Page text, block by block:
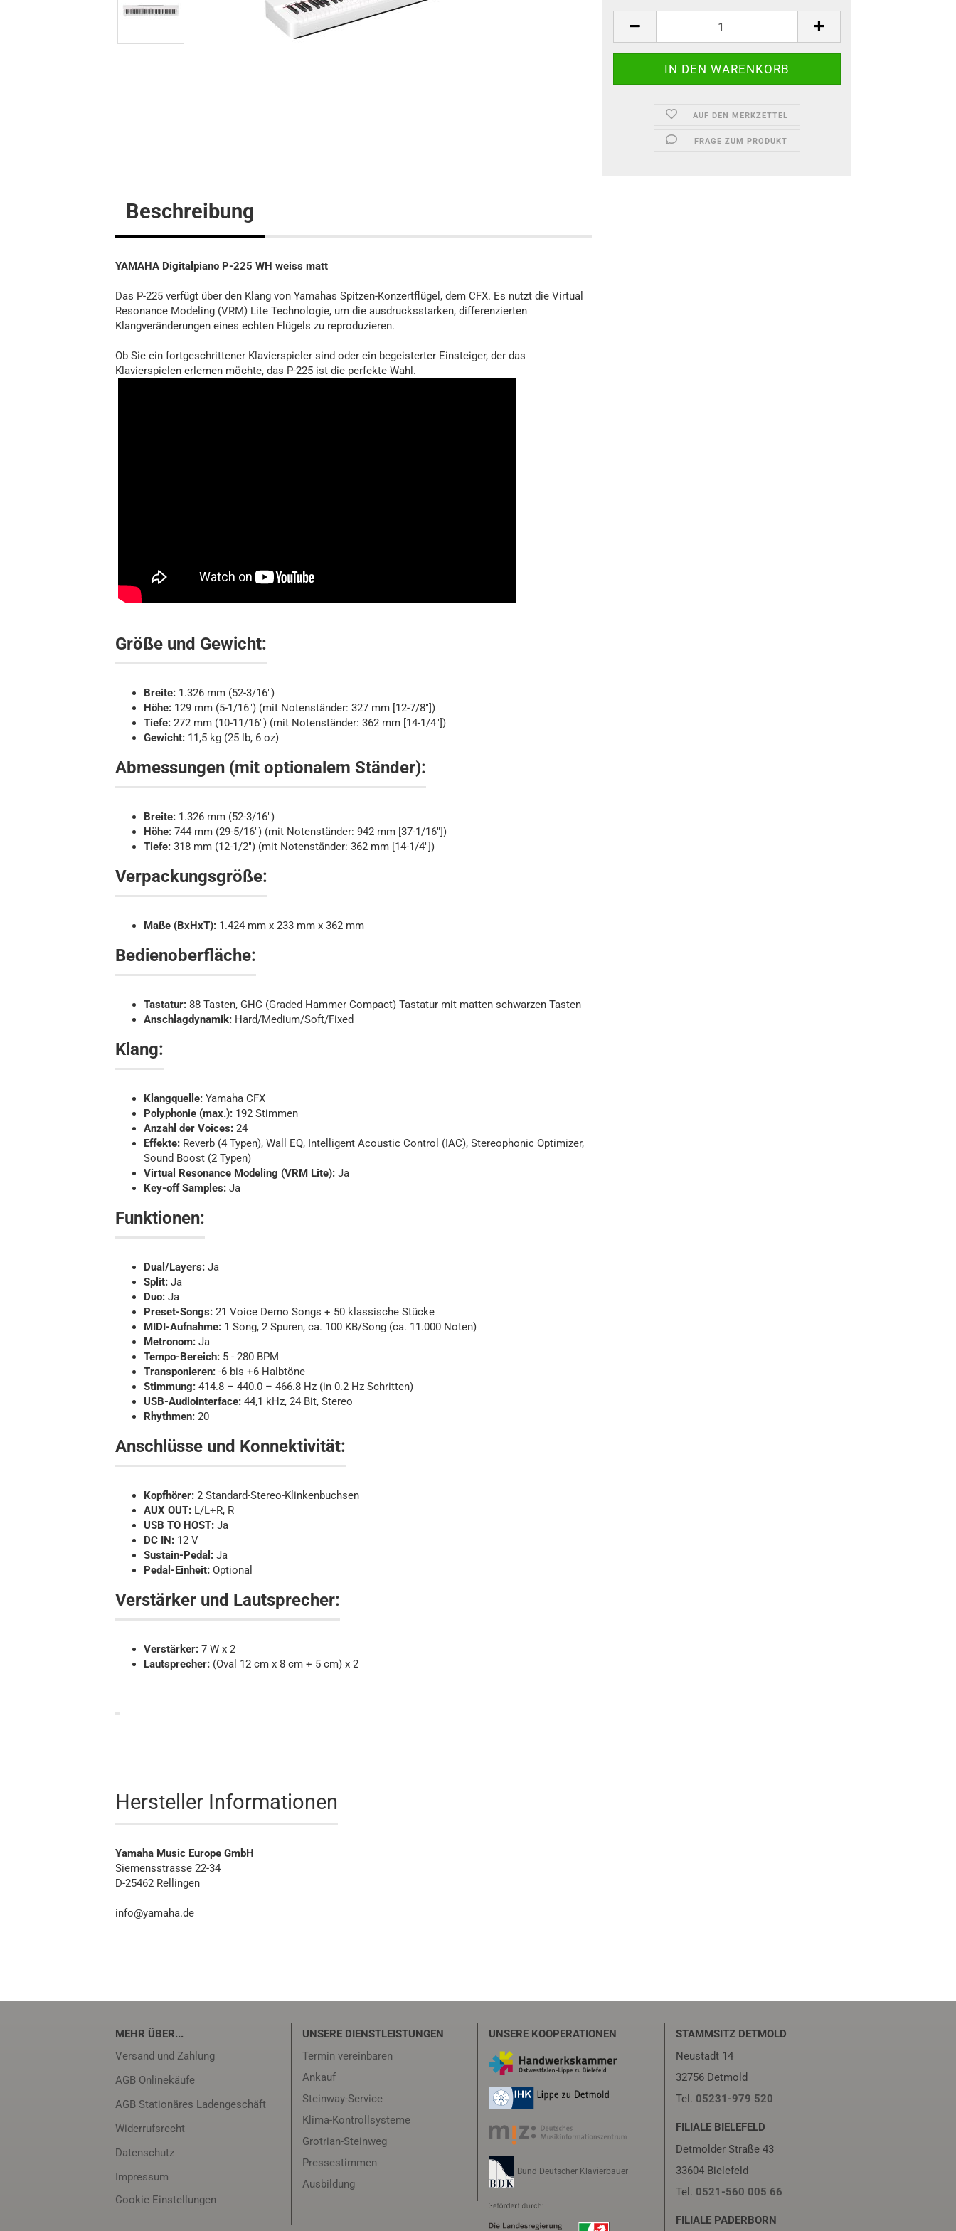
AUF DEN MERKZETTEL
FRAGE ZUM PRODUKT
Beschreibung
YAMAHA Digitalpiano P-225 WH weiss matt
Das P-225 verfügt über den Klang von Yamahas Spitzen-Konzertflügel, dem CFX. Es nutzt die Virtual
Resonance Modeling (VRM) Lite Technologie, um die ausdrucksstarken, differenzierten
Klangveränderungen eines echten Flügels zu reproduzieren.
Ob Sie ein fortgeschrittener Klavierspieler sind oder ein begeisterter Einsteiger, der das
Klavierspielen erlernen möchte, das P-225 ist die perfekte Wahl.
Größe und Gewicht:
Breite: 1.326 mm (52-3/16")
Höhe: 129 mm (5-1/16") (mit Notenständer: 327 mm [12-7/8"])
Tiefe: 272 mm (10-11/16") (mit Notenständer: 362 mm [14-1/4"])
Gewicht: 11,5 kg (25 lb, 6 oz)
Abmessungen (mit optionalem Ständer):
Breite: 1.326 mm (52-3/16")
Höhe: 744 mm (29-5/16") (mit Notenständer: 942 mm [37-1/16"])
Tiefe: 318 mm (12-1/2") (mit Notenständer: 362 mm [14-1/4"])
Verpackungsgröße:
Maße (BxHxT): 1.424 mm x 233 mm x 362 mm
Bedienoberfläche:
Tastatur: 88 Tasten, GHC (Graded Hammer Compact) Tastatur mit matten schwarzen Tasten
Anschlagdynamik: Hard/Medium/Soft/Fixed
Klang:
Klangquelle: Yamaha CFX
Polyphonie (max.): 192 Stimmen
Anzahl der Voices: 24
Effekte: Reverb (4 Typen), Wall EQ, Intelligent Acoustic Control (IAC), Stereophonic Optimizer,
Sound Boost (2 Typen)
Virtual Resonance Modeling (VRM Lite): Ja
Key-off Samples: Ja
Funktionen:
Dual/Layers: Ja
Split: Ja
Duo: Ja
Preset-Songs: 21 Voice Demo Songs + 50 klassische Stücke
MIDI-Aufnahme: 1 Song, 2 Spuren, ca. 100 KB/Song (ca. 11.000 Noten)
Metronom: Ja
Tempo-Bereich: 5 - 280 BPM
Transponieren: -6 bis +6 Halbtöne
Stimmung: 414.8 – 440.0 – 466.8 Hz (in 0.2 Hz Schritten)
USB-Audiointerface: 44,1 kHz, 24 Bit, Stereo
Rhythmen: 20
Anschlüsse und Konnektivität:
Kopfhörer: 2 Standard-Stereo-Klinkenbuchsen
AUX OUT: L/L+R, R
USB TO HOST: Ja
DC IN: 12 V
Sustain-Pedal: Ja
Pedal-Einheit: Optional
Verstärker und Lautsprecher:
Verstärker: 7 W x 2
Lautsprecher: (Oval 12 cm x 8 cm + 5 cm) x 2
Hersteller Informationen
Yamaha Music Europe GmbH
Siemensstrasse 22-34
D-25462 Rellingen
info@yamaha.de
MEHR ÜBER...
Versand und Zahlung
AGB Onlinekäufe
AGB Stationäres Ladengeschäft
Widerrufsrecht
Datenschutz
Impressum
Cookie Einstellungen
UNSERE DIENSTLEISTUNGEN
Termin vereinbaren
Ankauf
Steinway-Service
Klima-Kontrollsysteme
Grotrian-Steinweg
Pressestimmen
Ausbildung
UNSERE KOOPERATIONEN
Bund Deutscher Klavierbauer
STAMMSITZ DETMOLD
Neustadt 14
32756 Detmold
Tel. 05231-979 520
FILIALE BIELEFELD
Detmolder Straße 43
33604 Bielefeld
Tel. 0521-560 005 66
FILIALE PADERBORN